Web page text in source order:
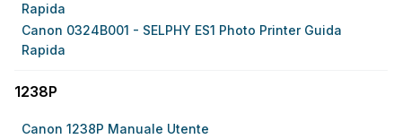
Rapida
Canon 0324B001 - SELPHY ES1 Photo Printer Guida
Rapida
1238P
Canon 1238P Manuale Utente